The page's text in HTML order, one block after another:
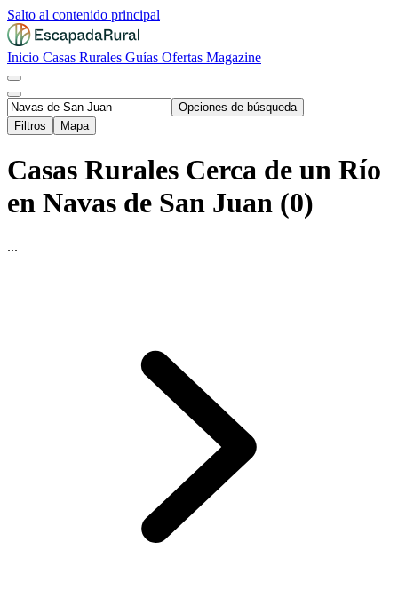
Salto al contenido principal
Inicio Casas Rurales Guías Ofertas Magazine
Opciones de búsqueda
Filtros
Mapa
Casas Rurales Cerca de un Río
en Navas de San Juan (0)
...